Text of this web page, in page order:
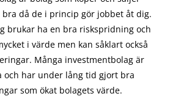
bra då de i princip görjobbet åt dig.
brukar ha en bra riskspridning och
i värde men kan såklart också
Många investmentbolag är
och har under lång tid gjort bra
som ökat bolagets värde.